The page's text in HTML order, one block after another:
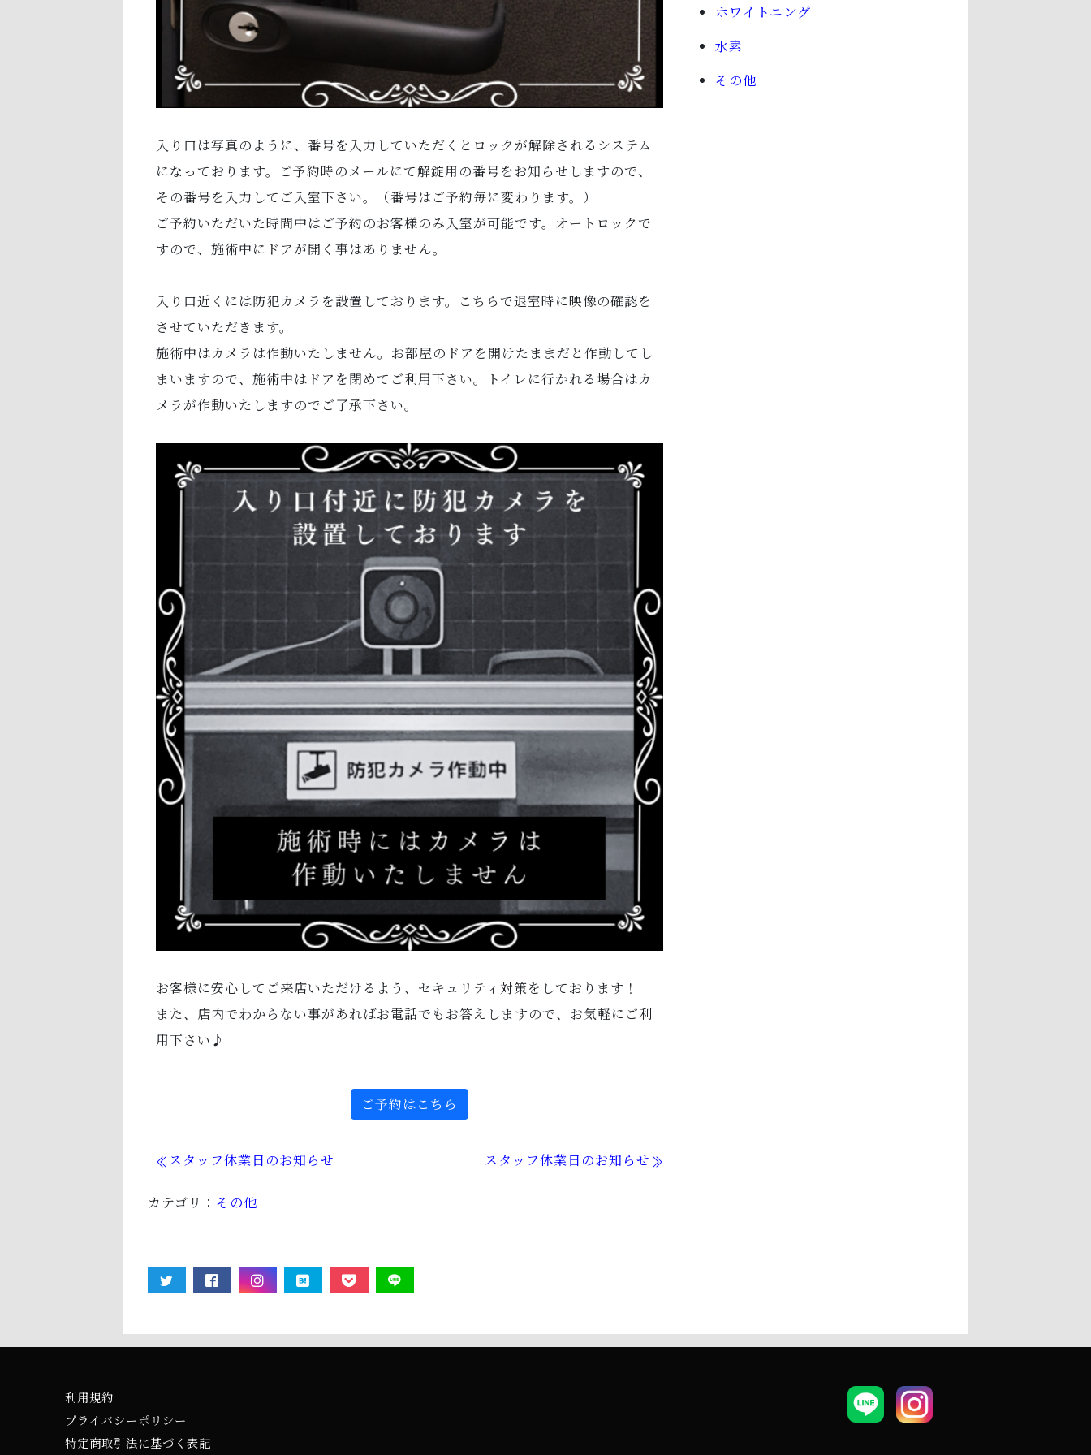
入り口は写真のように、番号を入力していただくとロックが解除されるシステム
になっております。ご予約時のメールにて解錠用の番号をお知らせしますので、
その番号を入力してご入室下さい。（番号はご予約毎に変わります。）
ご予約いただいた時間中はご予約のお客様のみ入室が可能です。オートロックで
すので、施術中にドアが開く事はありません。
入り口近くには防犯カメラを設置しております。こちらで退室時に映像の確認を
させていただきます。
施術中はカメラは作動いたしません。お部屋のドアを開けたままだと作動してし
まいますので、施術中はドアを閉めてご利用下さい。トイレに行かれる場合はカ
メラが作動いたしますのでご了承下さい。
お客様に安心してご来店いただけるよう、セキュリティ対策をしております！
また、店内でわからない事があればお電話でもお答えしますので、お気軽にご利
用下さい♪
ご予約はこちら
スタッフ休業日のお知らせ スタッフ休業日のお知らせ
カテゴリ： その他
ホワイトニング
水素
その他
利用規約
プライバシーポリシー
特定商取引法に基づく表記